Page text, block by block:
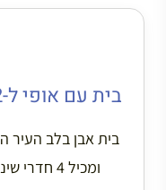
בית עם אופי ל-12 אורחים
בית אבן בלב
ומכיל 4